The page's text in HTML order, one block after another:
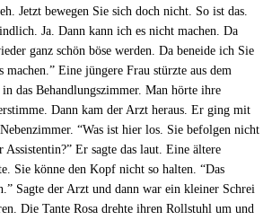
Jetzt bewegen Sie sich doch nicht. So ist das.
Ja. Dann kann ich es nicht machen. Da
ganz schön böse werden. Da beneide ich Sie
Eine jüngere Frau stürzte aus dem
das Behandlungszimmer. Man hörte ihre
Dann kam der Arzt heraus. Er ging mit
“Was ist hier los. Sie befolgen nicht
Assistentin?” Er sagte das laut. Eine ältere
Sie könne den Kopf nicht so halten. “Das
Sagte der Arzt und dann war ein kleiner Schrei
Die Tante Rosa drehte ihren Rollstuhl um und